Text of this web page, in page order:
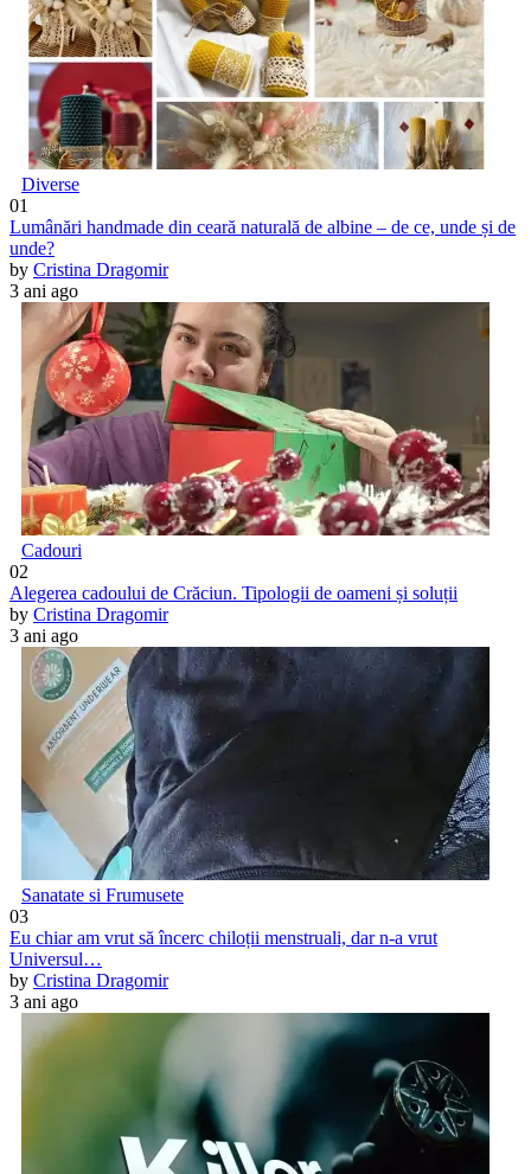
Diverse
01
Lumânări handmade din ceară naturală de albine – de ce, unde și de
unde?
by Cristina Dragomir
3 ani ago
Cadouri
02
Alegerea cadoului de Crăciun. Tipologii de oameni și soluții
by Cristina Dragomir
3 ani ago
Sanatate si Frumusete
03
Eu chiar am vrut să încerc chiloții menstruali, dar n-a vrut
Universul…
by Cristina Dragomir
3 ani ago